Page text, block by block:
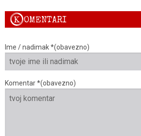
KOMENTARI
Ime / nadimak *(obavezno)
Komentar *(obavezno)